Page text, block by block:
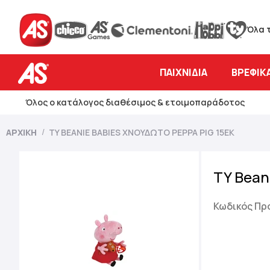
Όλα
ΠΑΙΧΝΊΔΙΑ
Όλος ο κατάλογος διαθέσιμος & ετοιμοπαράδοτος
ΑΡΧΙΚΉ TY BEANIE BABIES ΧΝΟΥΔΩΤΌ PEPPA PIG 15ΕΚ
TY
Κωδικός